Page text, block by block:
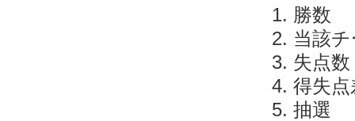
勝数
当該
失点
得失
抽選